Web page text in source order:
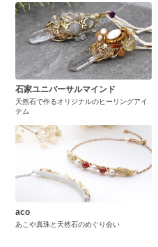
石家ユニバーサルマインド
天然石で作るオリジナルのヒーリングアイ
テム
aco
あこや真珠と天然石のめぐり会い